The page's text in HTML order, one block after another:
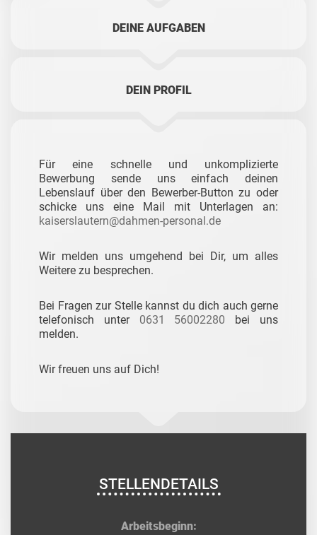
DEINE AUFGABEN
DEIN PROFIL
Für eine schnelle und unkomplizierte
Bewerbung sende uns einfach deinen
Lebenslauf über den Bewerber-Button zu oder
schicke uns eine Mail mit Unterlagen an:
kaiserslautern@dahmen-personal.de
Wir melden uns umgehend bei Dir, um alles
Weitere zu besprechen.
Bei Fragen zur Stelle kannst du dich auch gerne
telefonisch unter 0631 56002280 bei uns
melden.
Wir freuen uns auf Dich!
STELLENDETAILS
Arbeitsbeginn: